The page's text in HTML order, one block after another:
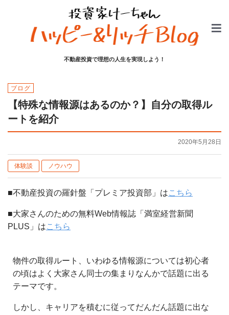
不動産投資で理想の人生を実現しよう！
ブログ
【特殊な情報源はあるのか？】自分の取得ル
ートを紹介
2020年5月28日
体験談 ノウハウ
■不動産投資の羅針盤「プレミア投資部」はこちら
■大家さんのための無料Web情報誌「満室経営新聞
PLUS」はこちら
物件の取得ルート、いわゆる情報源については初心者
の頃はよく大家さん同士の集まりなんかで話題に出る
テーマです。
しかし、キャリアを積むに従ってだんだん話題に出な